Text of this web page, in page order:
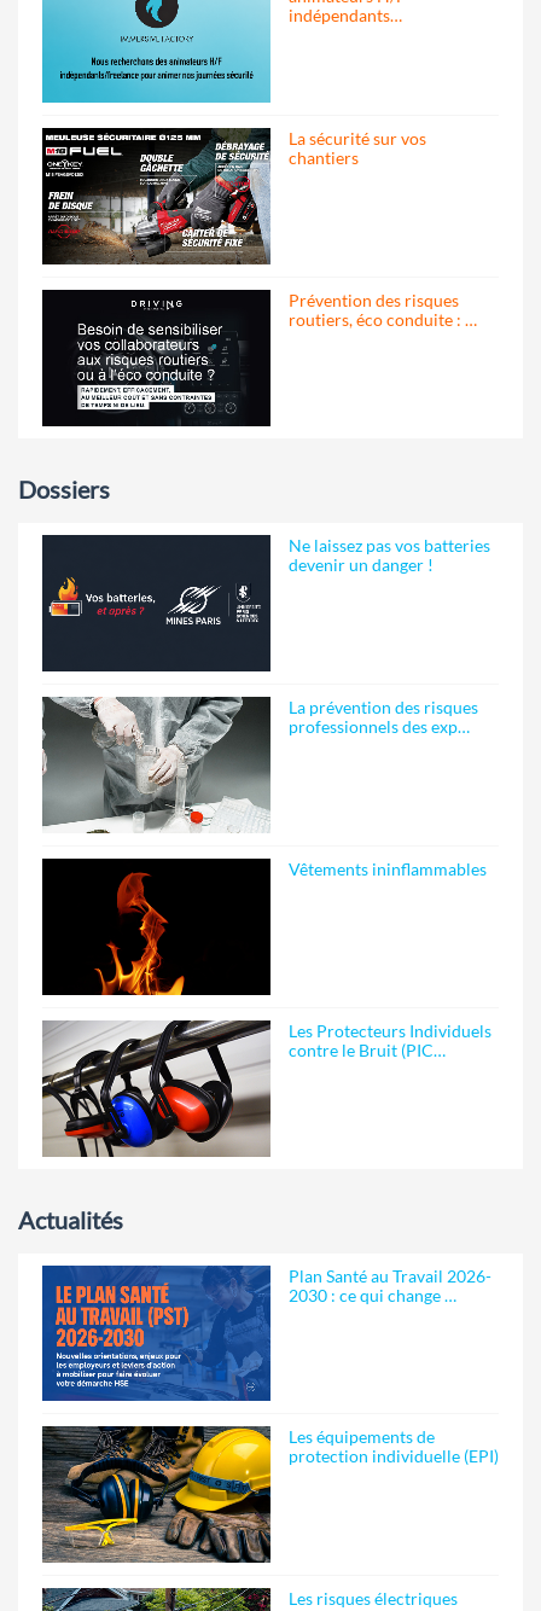
indépendants…
La sécurité sur vos
chantiers
Prévention des risques
routiers, éco conduite : …
Dossiers
Ne laissez pas vos batteries
devenir un danger !
La prévention des risques
professionnels des exp…
Vêtements ininflammables
Les Protecteurs Individuels
contre le Bruit (PIC…
Actualités
Plan Santé au Travail 2026-
2030 : ce qui change …
Les équipements de
protection individuelle (EPI)
Les risques électriques